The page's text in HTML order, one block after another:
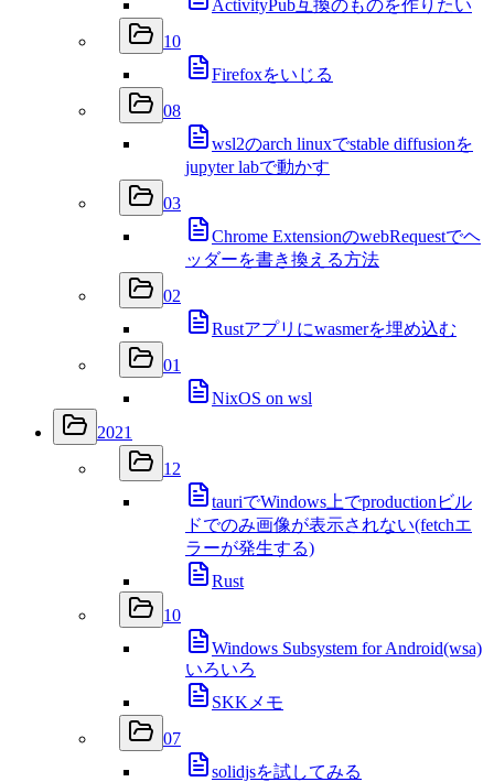
ActivityPub互換のものを作りたい
10
Firefoxをいじる
08
wsl2のarch linuxでstable diffusionを
jupyter labで動かす
03
Chrome ExtensionのwebRequestでヘ
ッダーを書き換える方法
02
Rustアプリにwasmerを埋め込む
01
NixOS on wsl
2021
12
tauriでWindows上でproductionビル
ドでのみ画像が表示されない(fetchエ
ラーが発生する)
Rust
10
Windows Subsystem for Android(wsa)
いろいろ
SKKメモ
07
solidjsを試してみる